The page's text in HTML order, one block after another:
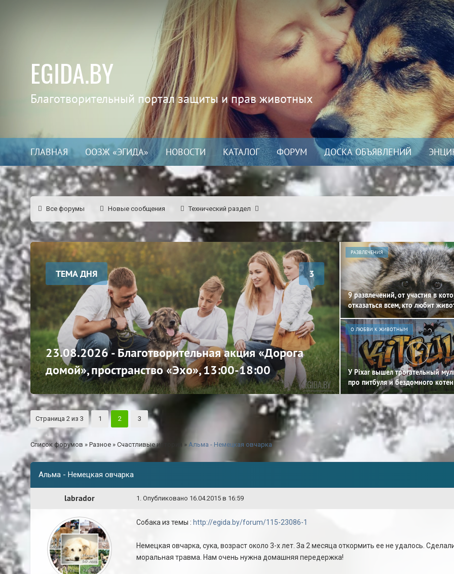
EGIDA.BY
Благотворительный портал защиты и прав животных
ГЛАВНАЯ ООЗЖ «ЭГИДА» НОВОСТИ КАТАЛОГ ФОРУМ ДОСКА ОБЪЯВЛЕНИЙ
Все форумы Новые сообщения Технический раздел
ТЕМА ДНЯ 3
23.08.2026 - Благотворительная акция «Дорога
домой», пространство «Эхо», 13:00-18:00
РАЗВЛЕЧЕНИЯ
9 развлечений, от участия в
отказаться всем, кто любит
О ЛЮБВИ К ЖИВОТНЫМ
У Pixar вышел трогательный
про питбуля и бездомного
Страница 2 из 3 1 2 3
Список форумов » Разное » Счастливые истории » Альма - Немецкая овчарка
Альма - Немецкая овчарка
labrador 1 . Опубликовано 16.04.2015 в 16:59
Собака из темы : http://egida.by/forum/115-23086-1
Немецкая овчарка, сука, возраст около 3-х лет. За 2 месяца откормить ее не удалось.
моральная травма. Нам очень нужна домашняя передержка!